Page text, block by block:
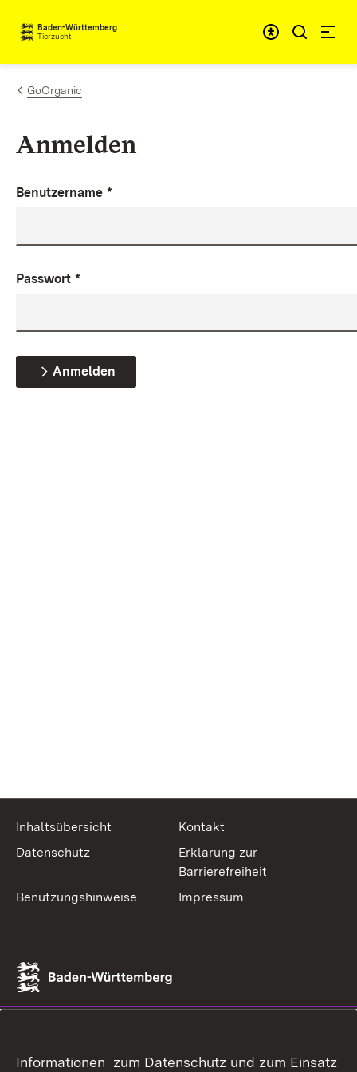
Zum Inhalt springen
Baden-Württemberg
Tierzucht
GoOrganic
Anmelden
Benutzername *
Passwort *
Anmelden
Inhaltsübersicht
Kontakt
Datenschutz
Erklärung zur
Barrierefreiheit
Benutzungshinweise
Impressum
Informationen zum Datenschutz und zum Einsatz